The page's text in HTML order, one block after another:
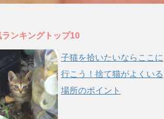
ランキングトップ10
子猫を拾いたいならここに
行こう！捨て猫がよくいる
場所のポイント